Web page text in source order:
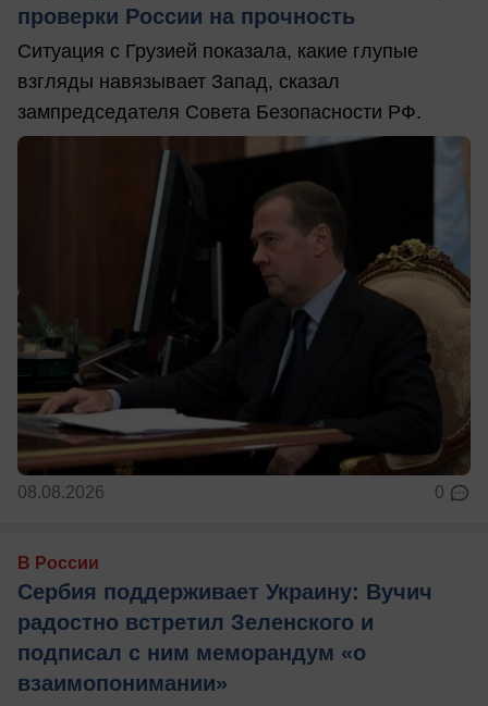
проверки России на прочность
Ситуация с Грузией показала, какие глупые
взгляды навязывает Запад, сказал
зампредседателя Совета Безопасности РФ.
08.08.2026 0
В России
Сербия поддерживает Украину: Вучич
радостно встретил Зеленского и
подписал с ним меморандум «о
взаимопонимании»